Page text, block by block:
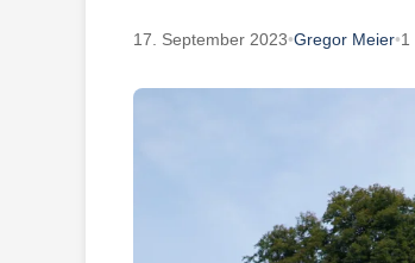
17. September 2023•Gregor Meier•1